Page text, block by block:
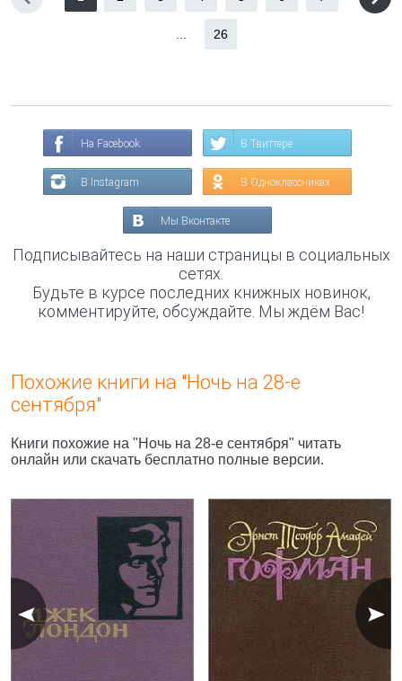
26
На Facebook В Твиттере
В Instagram В Одноклассниках
Мы Вконтакте
Подписывайтесь на наши страницы в социальных
сетях.
Будьте в курсе последних книжных новинок,
комментируйте, обсуждайте. Мы ждём Вас!
Похожие книги на "Ночь на 28-е
сентября"
Книги похожие на "Ночь на 28-е сентября" читать
онлайн или скачать бесплатно полные версии.